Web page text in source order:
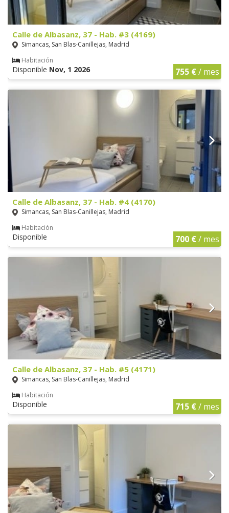
Calle de Albasanz, 37 - Hab. #3 (4169)
Simancas, San Blas-Canillejas, Madrid
Habitación
Disponible Nov, 1 2026 755 €/ mes
Calle de Albasanz, 37 - Hab. #4 (4170)
Simancas, San Blas-Canillejas, Madrid
Habitación
Disponible 700 €/ mes
Calle de Albasanz, 37 - Hab. #5 (4171)
Simancas, San Blas-Canillejas, Madrid
Habitación
Disponible 715 €/ mes